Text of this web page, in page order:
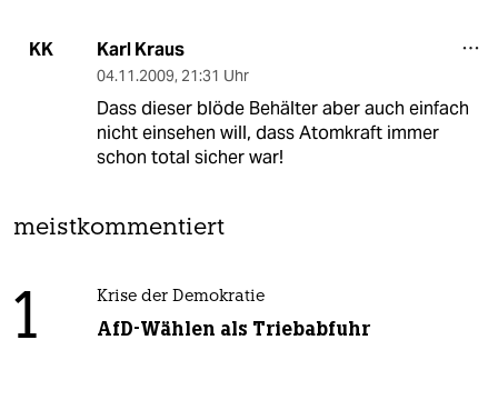
KK Karl Kraus
04.11.2009, 21:31 Uhr
Dass dieser blöde Behälter aber auch einfach
nicht einsehen will, dass Atomkraft immer
schon total sicher war!
meistkommentiert
1 Krise der Demokratie
AfD-Wählen als Triebabfuhr